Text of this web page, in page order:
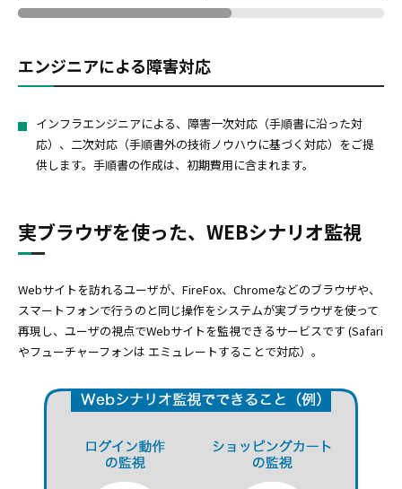
エンジニアによる障害対応
インフラエンジニアによる、障害一次対応（手順書に沿った対
応）、二次対応（手順書外の技術ノウハウに基づく対応）をご提
供します。手順書の作成は、初期費用に含まれます。
実ブラウザを使った、WEBシナリオ監視
Webサイトを訪れるユーザが、FireFox、Chromeなどのブラウザや、
スマートフォンで行うのと同じ操作をシステムが実ブラウザを使って
再現し、ユーザの視点でWebサイトを監視できるサービスです (Safari
やフューチャーフォンは エミュレートすることで対応）。